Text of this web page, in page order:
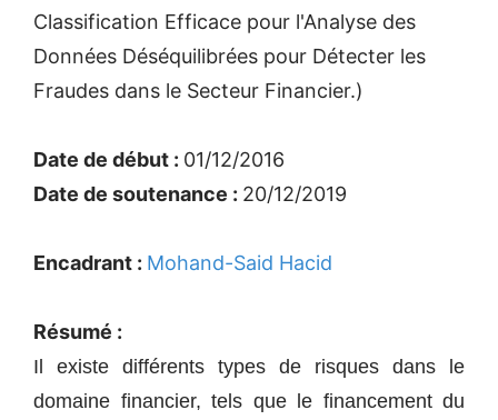
Classification Efficace pour l'Analyse des
Données Déséquilibrées pour Détecter les
Fraudes dans le Secteur Financier.)
Date de début : 01/12/2016
Date de soutenance : 20/12/2019
Encadrant : Mohand-Said Hacid
Résumé :
Il existe différents types de risques dans le
domaine financier, tels que le financement du